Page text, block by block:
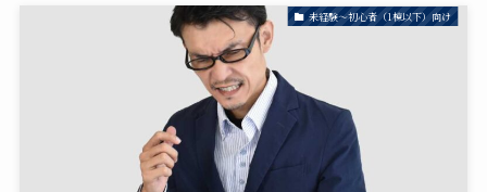
未経験～初心者（1棟以下）向け